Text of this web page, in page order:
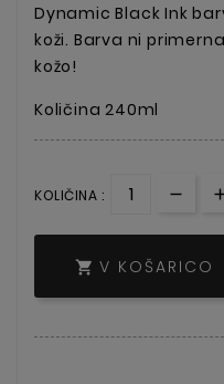
Dynamic Black Ink
koži. Barva ni
kožo!
Količina 240ml
KOLIČINA :
 V KOŠARICO